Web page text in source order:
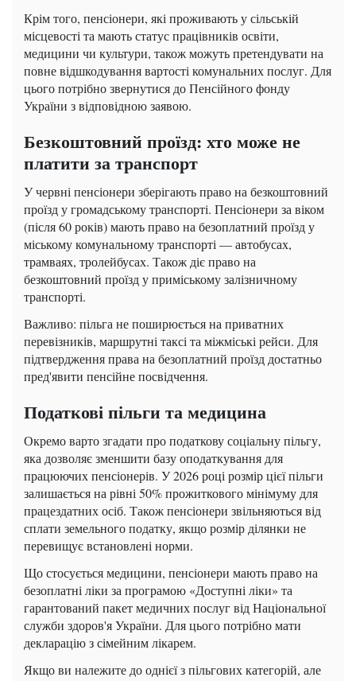
Крім того, пенсіонери, які проживають у сільській
місцевості та мають статус працівників освіти,
медицини чи культури, також можуть претендувати на
повне відшкодування вартості комунальних послуг. Для
цього потрібно звернутися до Пенсійного фонду
України з відповідною заявою.
Безкоштовний проїзд: хто може не
платити за транспорт
У червні пенсіонери зберігають право на безкоштовний
проїзд у громадському транспорті. Пенсіонери за віком
(після 60 років) мають право на безоплатний проїзд у
міському комунальному транспорті — автобусах,
трамваях, тролейбусах. Також діє право на
безкоштовний проїзд у приміському залізничному
транспорті.
Важливо: пільга не поширюється на приватних
перевізників, маршрутні таксі та міжміські рейси. Для
підтвердження права на безоплатний проїзд достатньо
пред'явити пенсійне посвідчення.
Податкові пільги та медицина
Окремо варто згадати про податкову соціальну пільгу,
яка дозволяє зменшити базу оподаткування для
працюючих пенсіонерів. У 2026 році розмір цієї пільги
залишається на рівні 50% прожиткового мінімуму для
працездатних осіб. Також пенсіонери звільняються від
сплати земельного податку, якщо розмір ділянки не
перевищує встановлені норми.
Що стосується медицини, пенсіонери мають право на
безоплатні ліки за програмою «Доступні ліки» та
гарантований пакет медичних послуг від Національної
служби здоров'я України. Для цього потрібно мати
декларацію з сімейним лікарем.
Якщо ви належите до однієї з пільгових категорій, але